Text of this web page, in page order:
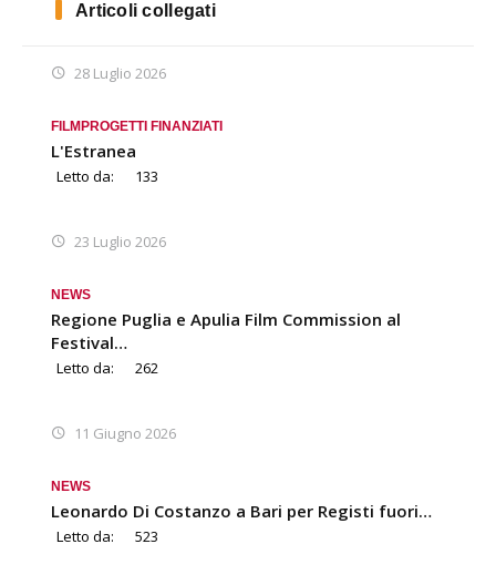
Articoli collegati
28 Luglio 2026
FILM PROGETTI FINANZIATI
L'Estranea
Letto da: 133
23 Luglio 2026
NEWS
Regione Puglia e Apulia Film Commission al
Festival…
Letto da: 262
11 Giugno 2026
NEWS
Leonardo Di Costanzo a Bari per Registi fuori…
Letto da: 523